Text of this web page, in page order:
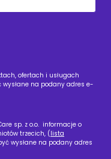
ofertach i usługach
wysłane na podany adres e-
sp. z o.o. informacje o
trzecich, (lista
wysłane na podany adres